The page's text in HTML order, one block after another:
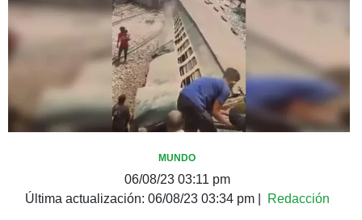
MUNDO
06/08/23 03:11 pm
Última actualización: 06/08/23 03:34 pm| Redacción